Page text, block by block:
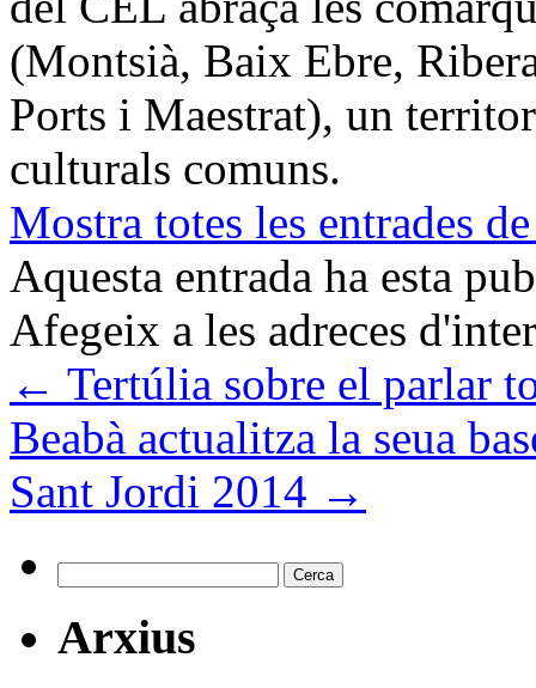
(Montsià, Baix Ebre,
Ports i Maestrat), un
culturals comuns.
Mostra totes les entrades
Aquesta entrada ha esta
Afegeix a les adreces
← Tertúlia sobre el parlar
Beabà actualitza la seua
Sant Jordi 2014 →
Arxius